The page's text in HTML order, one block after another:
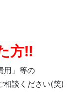
方!!
用」等の
相談ください(笑)